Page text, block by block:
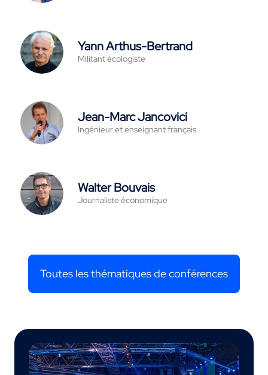
Yann Arthus-Bertrand
Militant écologiste
Jean-Marc Jancovici
Ingénieur et enseignant français
Walter Bouvais
Journaliste économique
Toutes les thématiques de conférences